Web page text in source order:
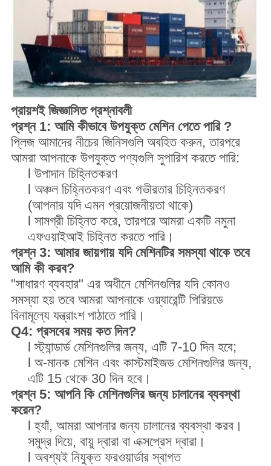
প্রায়শই জিজ্ঞাসিত প্রশ্নাবলী
প্রশ্ন 1: আমি কীভাবে উপযুক্ত মেশিন পেতে পারি ?
প্লিজ আমাদের নীচের জিনিসগুলি অবহিত করুন, তারপরে
আমরা আপনাকে উপযুক্ত পণ্যগুলি সুপারিশ করতে পারি:
l উপাদান চিহ্নিতকরণ
l অঞ্চল চিহ্নিতকরণ এবং গভীরতার চিহ্নিতকরণ
(আপনার যদি এমন প্রয়োজনীয়তা থাকে)
l সামগ্রী চিহ্নিত করে, তারপরে আমরা একটি নমুনা
এফওয়াইআই চিহ্নিত করতে পারি।
প্রশ্ন 3: আমার জায়গায় যদি মেশিনটির সমস্যা থাকে তবে
আমি কী করব?
"সাধারণ ব্যবহার" এর অধীনে মেশিনগুলির যদি কোনও
সমস্যা হয় তবে আমরা আপনাকে ওয়্যারেন্টি পিরিয়ডে
বিনামূল্যে যন্ত্রাংশ পাঠাতে পারি।
Q4: প্রসবের সময় কত দিন?
l স্ট্যান্ডার্ড মেশিনগুলির জন্য, এটি 7-10 দিন হবে;
l অ-মানক মেশিন এবং কাস্টমাইজড মেশিনগুলির জন্য,
এটি 15 থেকে 30 দিন হবে।
প্রশ্ন 5: আপনি কি মেশিনগুলির জন্য চালানের ব্যবস্থা
করেন?
l হ্যাঁ, আমরা আপনার জন্য চালানের ব্যবস্থা করব।
সমুদ্র দিয়ে, বায়ু দ্বারা বা এক্সপ্রেস দ্বারা।
l অবশ্যই নিযুক্ত ফরওয়ার্ডার স্বাগত